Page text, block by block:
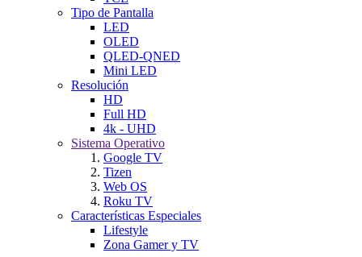
Tipo de Pantalla
LED
OLED
QLED-QNED
Mini LED
Resolución
HD
Full HD
4k - UHD
Sistema Operativo
Google TV
Tizen
Web OS
Roku TV
Características Especiales
Lifestyle
Zona Gamer y TV